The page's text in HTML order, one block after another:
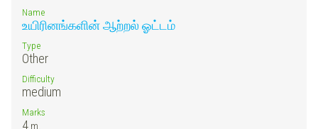
Name
உயிரினங்களின் ஆற்றல் ஓட்டம்
Type
Other
Difficulty
medium
Marks
4 m.